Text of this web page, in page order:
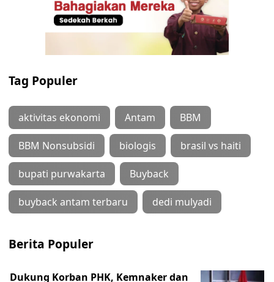
Tag Populer
aktivitas ekonomi Antam BBM
BBM Nonsubsidi biologis brasil vs haiti
bupati purwakarta Buyback
buyback antam terbaru dedi mulyadi
Berita Populer
Dukung Korban PHK, Kemnaker dan